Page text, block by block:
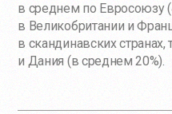
в среднем по Евросоюзу
в Великобритании и
в скандинавских
и Дания (в среднем 20%).